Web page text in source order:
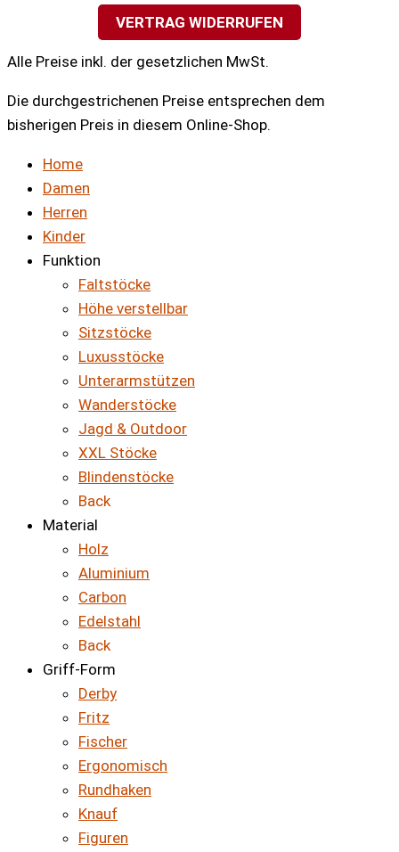
VERTRAG WIDERRUFEN
Alle Preise inkl. der gesetzlichen MwSt.
Die durchgestrichenen Preise entsprechen dem
bisherigen Preis in diesem Online-Shop.
Home
Damen
Herren
Kinder
Funktion
Faltstöcke
Höhe verstellbar
Sitzstöcke
Luxusstöcke
Unterarmstützen
Wanderstöcke
Jagd & Outdoor
XXL Stöcke
Blindenstöcke
Back
Material
Holz
Aluminium
Carbon
Edelstahl
Back
Griff-Form
Derby
Fritz
Fischer
Ergonomisch
Rundhaken
Knauf
Figuren